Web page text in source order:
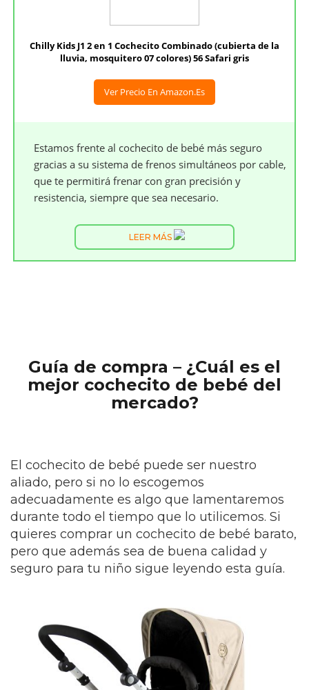
Chilly Kids J1 2 en 1 Cochecito Combinado (cubierta de la
lluvia, mosquitero 07 colores) 56 Safari gris
Ver Precio En Amazon.es
Estamos frente al cochecito de bebé más seguro
gracias a su sistema de frenos simultáneos por cable,
que te permitirá frenar con gran precisión y
resistencia, siempre que sea necesario.
LEER MÁS
Guía de compra – ¿Cuál es el
mejor cochecito de bebé del
mercado?
El cochecito de bebé puede ser nuestro
aliado, pero si no lo escogemos
adecuadamente es algo que lamentaremos
durante todo el tiempo que lo utilicemos. Si
quieres comprar un cochecito de bebé barato,
pero que además sea de buena calidad y
seguro para tu niño sigue leyendo esta guía.